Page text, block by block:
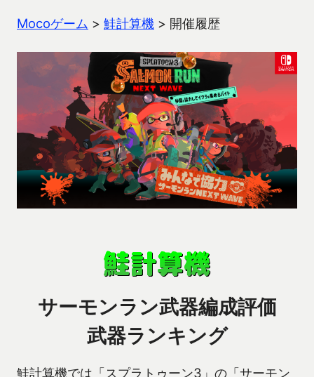
Mocoゲーム > 鮭計算機 > 開催履歴
サーモンラン武器編成評価
武器ランキング
鮭計算機では「スプラトゥーン3」の「サーモン